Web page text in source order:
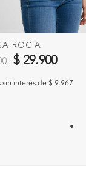
ROCIA
reducido de
a$ 29.900
sin interés de $ 9.967